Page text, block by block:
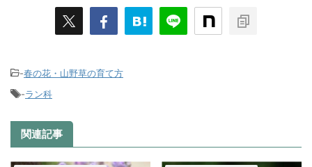
-春の花・山野草の育て方
-ラン科
関連記事